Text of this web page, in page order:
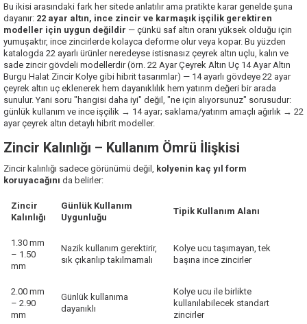
Bu ikisi arasındaki fark her sitede anlatılır ama pratikte karar genelde şuna
dayanır: 22 ayar altın, ince zincir ve karmaşık işçilik gerektiren
modeller için uygun değildir — çünkü saf altın oranı yüksek olduğu için
yumuşaktır, ince zincirlerde kolayca deforme olur veya kopar. Bu yüzden
katalogda 22 ayarlı ürünler neredeyse istisnasız çeyrek altın uçlu, kalın ve
sade zincir gövdeli modellerdir (örn. 22 Ayar Çeyrek Altın Uç 14 Ayar Altın
Burgu Halat Zincir Kolye gibi hibrit tasarımlar) — 14 ayarlı gövdeye 22 ayar
çeyrek altın uç eklenerek hem dayanıklılık hem yatırım değeri bir arada
sunulur. Yani soru "hangisi daha iyi" değil, "ne için alıyorsunuz" sorusudur:
günlük kullanım ve ince işçilik → 14 ayar; saklama/yatırım amaçlı ağırlık → 22
ayar çeyrek altın detaylı hibrit modeller.
Zincir Kalınlığı – Kullanım Ömrü İlişkisi
Zincir kalınlığı sadece görünümü değil, kolyenin kaç yıl form
koruyacağını da belirler:
Zincir
Kalınlığı
Günlük Kullanım
Uygunluğu
Tipik Kullanım Alanı
1.30 mm
– 1.50
mm
Nazik kullanım gerektirir,
sık çıkarılıp takılmamalı
Kolye ucu taşımayan, tek
başına ince zincirler
2.00 mm
– 2.90
mm
Günlük kullanıma
dayanıklı
Kolye ucu ile birlikte
kullanılabilecek standart
zincirler